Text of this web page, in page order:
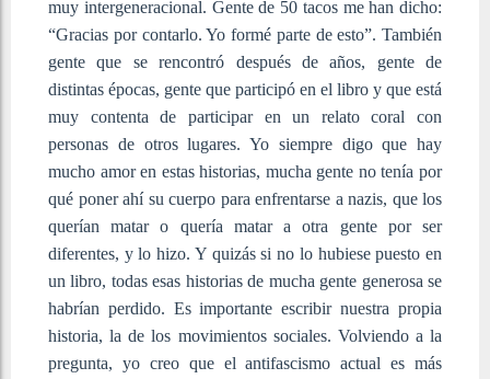
muy intergeneracional. Gente de 50 tacos me han dicho:
“Gracias por contarlo. Yo formé parte de esto”. También
gente que se rencontró después de años, gente de
distintas épocas, gente que participó en el libro y que está
muy contenta de participar en un relato coral con
personas de otros lugares. Yo siempre digo que hay
mucho amor en estas historias, mucha gente no tenía por
qué poner ahí su cuerpo para enfrentarse a nazis, que los
querían matar o quería matar a otra gente por ser
diferentes, y lo hizo. Y quizás si no lo hubiese puesto en
un libro, todas esas historias de mucha gente generosa se
habrían perdido. Es importante escribir nuestra propia
historia, la de los movimientos sociales. Volviendo a la
pregunta, yo creo que el antifascismo actual es más